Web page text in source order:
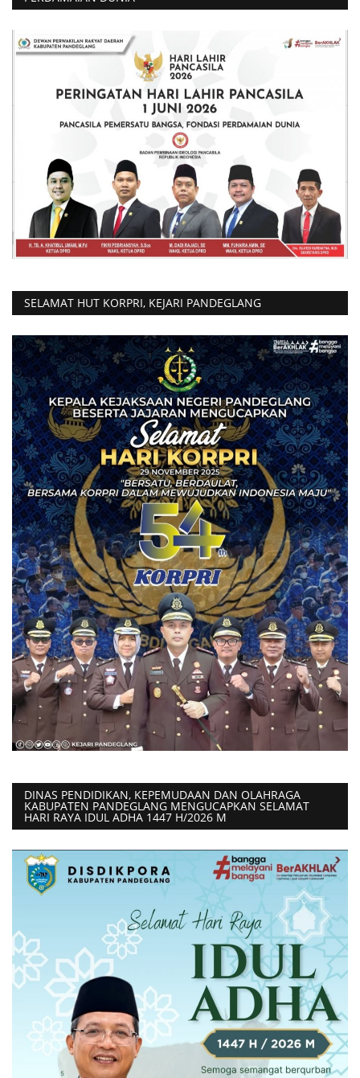
SELAMAT HUT KORPRI, KEJARI PANDEGLANG
DINAS PENDIDIKAN, KEPEMUDAAN DAN OLAHRAGA
KABUPATEN PANDEGLANG MENGUCAPKAN SELAMAT
HARI RAYA IDUL ADHA 1447 H/2026 M